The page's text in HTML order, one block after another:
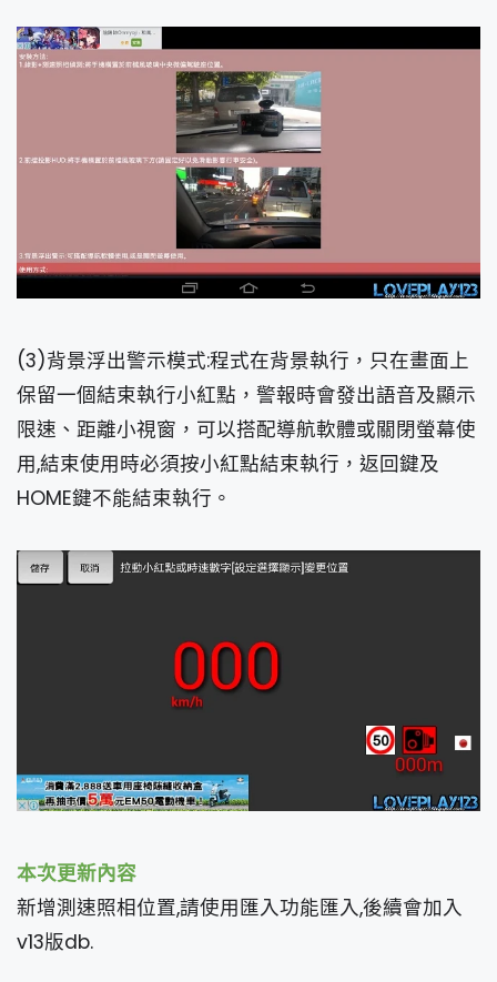
(3)背景浮出警示模式:程式在背景執行，只在畫面上
保留一個結束執行小紅點，警報時會發出語音及顯示
限速、距離小視窗，可以搭配導航軟體或關閉螢幕使
用,結束使用時必須按小紅點結束執行，返回鍵及
HOME鍵不能結束執行。
本次更新內容
新增測速照相位置,請使用匯入功能匯入,後續會加入
v13版db.